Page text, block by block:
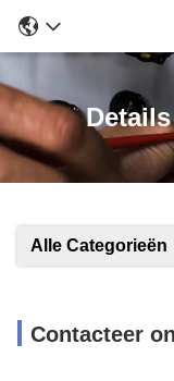
Alle Categorieën
Contacteer